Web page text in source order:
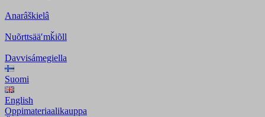
Anarâškielâ
Nuõrttsääʹmǩiõll
Davvisámegiella
Suomi
English
Oppimateriaalikauppa